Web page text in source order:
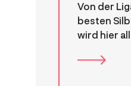
Von der
besten
wird hier